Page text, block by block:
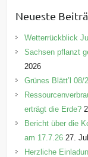
g
o
r
e
n
Neueste
Wetterrückblick
Sachsen pflanzt
2026
Grünes Blätt’l 08/
erträgt die Erde?
Bericht über die
am 17.7.26 27.
Herzliche